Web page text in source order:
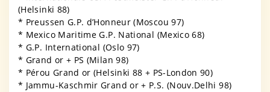
(Helsinki 88)
* Preussen G.P. d’Honneur (Moscou 97)
* Mexico Maritime G.P. National (Mexico 68)
* G.P. International (Oslo 97)
* Grand or + PS (Milan 98)
* Pérou Grand or (Helsinki 88 + PS-London 90)
* Jammu-Kaschmir Grand or + P.S. (Nouv.Delhi 98)